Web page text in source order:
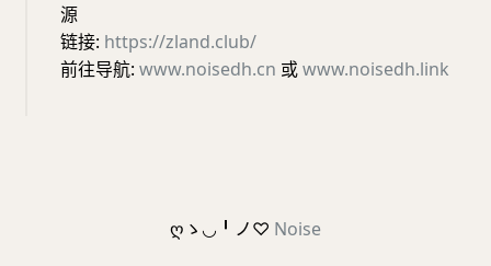
源
链接: https://zland.club/
前往导航: www.noisedh.cn 或www.noisedh.link
ღゝ◡╹ノ♡ Noise